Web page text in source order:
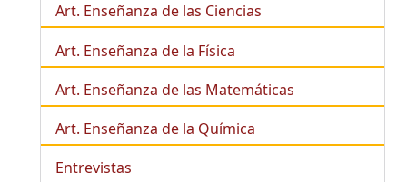
Art. Enseñanza de las Ciencias
Art. Enseñanza de la Física
Art. Enseñanza de las Matemáticas
Art. Enseñanza de la Química
Entrevistas